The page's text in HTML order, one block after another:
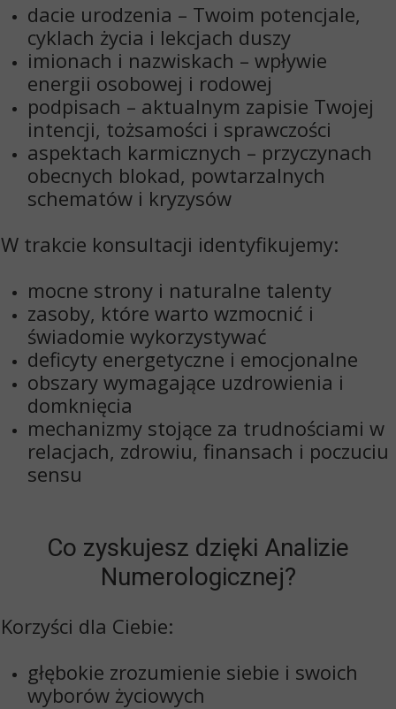
dacie urodzenia – Twoim potencjale,
cyklach życia i lekcjach duszy
imionach i nazwiskach – wpływie
energii osobowej i rodowej
podpisach – aktualnym zapisie Twojej
intencji, tożsamości i sprawczości
aspektach karmicznych – przyczynach
obecnych blokad, powtarzalnych
schematów i kryzysów
W trakcie konsultacji identyfikujemy:
mocne strony i naturalne talenty
zasoby, które warto wzmocnić i
świadomie wykorzystywać
deficyty energetyczne i emocjonalne
obszary wymagające uzdrowienia i
domknięcia
mechanizmy stojące za trudnościami w
relacjach, zdrowiu, finansach i poczuciu
sensu
Co zyskujesz dzięki Analizie
Numerologicznej?
Korzyści dla Ciebie:
głębokie zrozumienie siebie i swoich
wyborów życiowych